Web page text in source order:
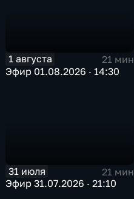
1 августа
21 мин
Эфир 01.08.2026 · 14:30
31 июля
21 мин
Эфир 31.07.2026 · 21:10